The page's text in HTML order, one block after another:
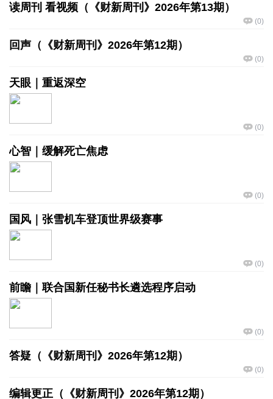
读周刊 看视频（《财新周刊》2026年第13期）
(0)
回声（《财新周刊》2026年第12期）
(0)
天眼｜重返深空
(0)
心智｜缓解死亡焦虑
(0)
国风｜张雪机车登顶世界级赛事
(0)
前瞻｜联合国新任秘书长遴选程序启动
(0)
答疑（《财新周刊》2026年第12期）
(0)
编辑更正（《财新周刊》2026年第12期）